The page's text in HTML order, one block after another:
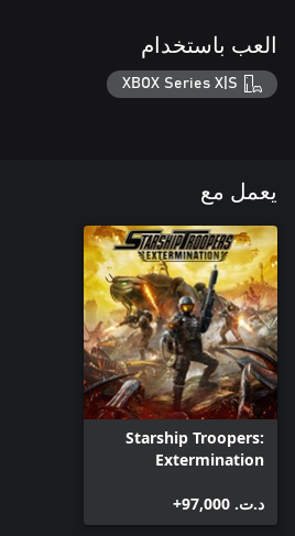
العب باستخدام
XBOX Series X|S
يعمل مع
Starship Troopers:
Extermination
د.ت.‏ 97,000+